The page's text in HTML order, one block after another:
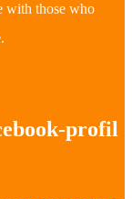
with those who
profil